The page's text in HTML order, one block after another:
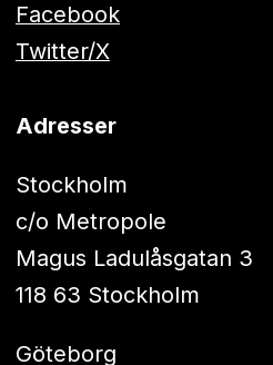
Facebook
Twitter/X
Adresser
Stockholm
c/o Metropole
Magus Ladulåsgatan 3
118 63 Stockholm
Göteborg